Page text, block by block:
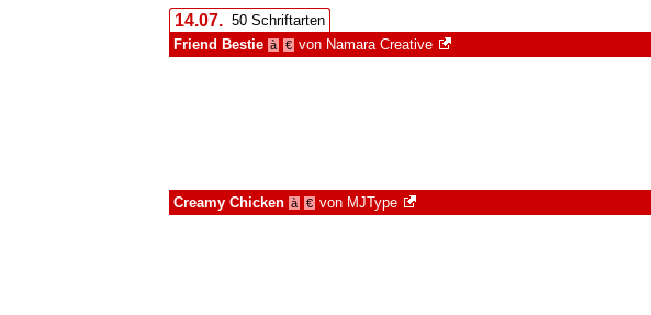
14.07. 50 Schriftarten
Friend Bestie à € von Namara Creative
Creamy Chicken à € von MJType